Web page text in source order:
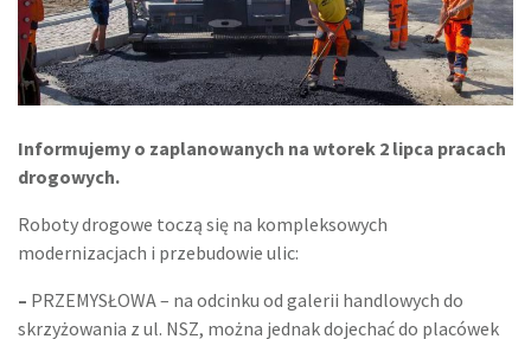
Informujemy o zaplanowanych na wtorek 2 lipca pracach
drogowych.
Roboty drogowe toczą się na kompleksowych
modernizacjach i przebudowie ulic:
– PRZEMYSŁOWA – na odcinku od galerii handlowych do
skrzyżowania z ul. NSZ, można jednak dojechać do placówek